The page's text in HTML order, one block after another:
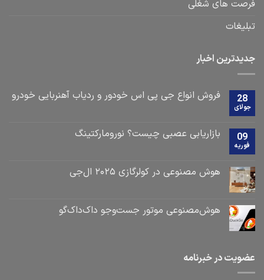
فرصت های شغلی
تبلیغات
جدیدترین اخبار
28
جولای
فروش انواع جی پی اس خودور و ردیاب آهنربایی خودرو
09
فوریه
بازاریابی عصبی چیست؟ نورومارکتینگ
هوش مصنوعی در کولرگازی ۲۰۲۵ ال‌جی
هوش‌مصنوعی موتور جست‌و‌جو داک‌داک‌گو
عضویت در خبرنامه